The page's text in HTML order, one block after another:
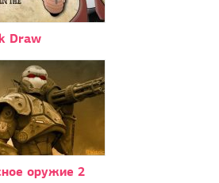
Draw
оружие 2